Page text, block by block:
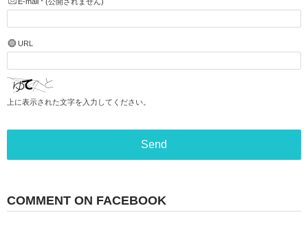
E-mail *(公開されません)
URL
上に表示された文字を入力してください。
COMMENT ON FACEBOOK